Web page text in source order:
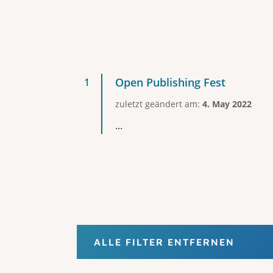
Open Publishing Fest
zuletzt geändert am: 4. May 2022
...
ALLE FILTER ENTFERNEN